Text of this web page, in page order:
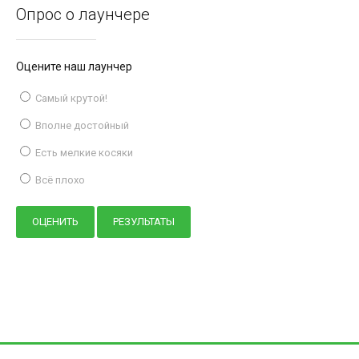
Опрос о лаунчере
Оцените наш лаунчер
Самый крутой!
Вполне достойный
Есть мелкие косяки
Всё плохо